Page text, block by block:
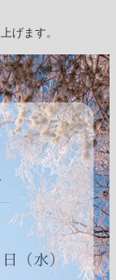
げます。